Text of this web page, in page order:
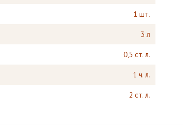
1 шт.
3 л
0,5 ст. л.
1 ч. л.
2 ст. л.